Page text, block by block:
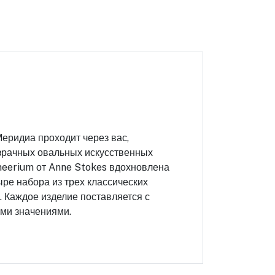
проходит через вас,
овальных искусственных
от Anne Stokes вдохновлена
набора из трех классических
изделие поставляется с
значениями.